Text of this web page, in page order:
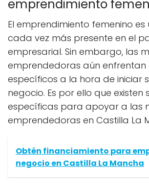
emprendimiento
El emprendimiento femenino
cada vez más presente en el
empresarial. Sin embargo, las
emprendedoras aún enfrentan
específicos a la hora de iniciar
negocio. Es por ello que existen
específicas para apoyar a las
emprendedoras en Castilla La
Obtén financiamiento para
negocio en Castilla La Mancha